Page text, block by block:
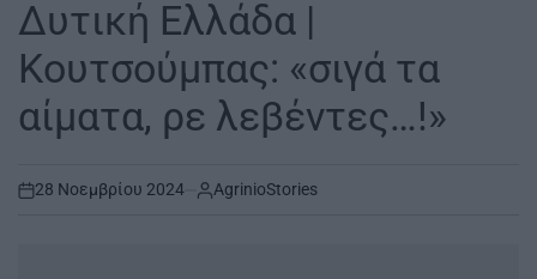
Δυτική Ελλάδα |
Κουτσούμπας: «σιγά τα
αίματα, ρε λεβέντες…!»
on
28 Νοεμβρίου 2024 AgrinioStories